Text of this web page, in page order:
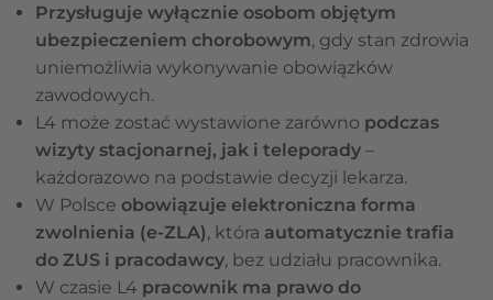
Przysługuje wyłącznie osobom objętym
ubezpieczeniem chorobowym, gdy stan zdrowia
uniemożliwia wykonywanie obowiązków
zawodowych.
L4 może zostać wystawione zarówno podczas
wizyty stacjonarnej, jak i teleporady –
każdorazowo na podstawie decyzji lekarza.
W Polsce obowiązuje elektroniczna forma
zwolnienia (e-ZLA), która automatycznie trafia
do ZUS i pracodawcy, bez udziału pracownika.
W czasie L4 pracownik ma prawo do